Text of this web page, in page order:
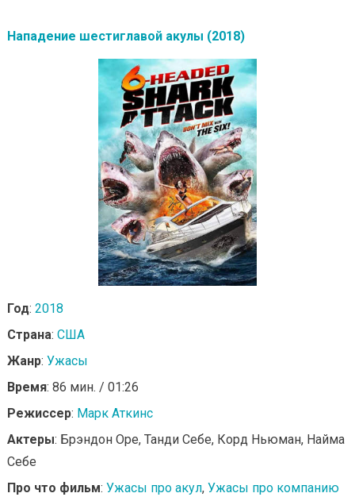
Нападение шестиглавой акулы (2018)
Год: 2018
Страна: США
Жанр: Ужасы
Время: 86 мин. / 01:26
Режиссер: Марк Аткинс
Актеры: Брэндон Оре, Танди Себе, Корд Ньюман, Найма
Себе
Про что фильм: Ужасы про акул, Ужасы про компанию